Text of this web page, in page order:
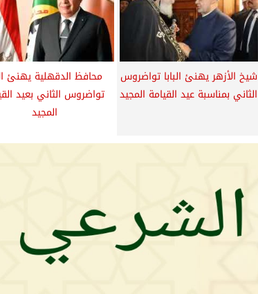
شيخ الأزهر يهنئ البابا تواضروس
الثاني بمناسبة عيد القيامة المجيد
محافظ الدقهلية يهنئ
تواضروس الثاني بعيد
المجيد